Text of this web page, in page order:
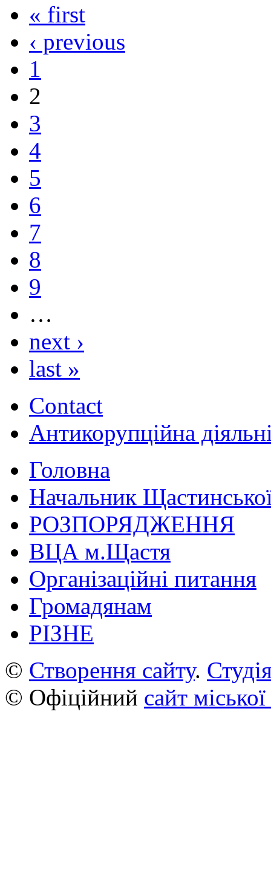
« first
‹ previous
1
2
3
4
5
6
7
8
9
…
next ›
last »
Contact
Антикорупційна
Головна
Начальник
РОЗПОРЯДЖЕННЯ
ВЦА м.Щастя
Організаційні питання
Громадянам
РІЗНЕ
© Створення сайту.
© Офіційний сайт